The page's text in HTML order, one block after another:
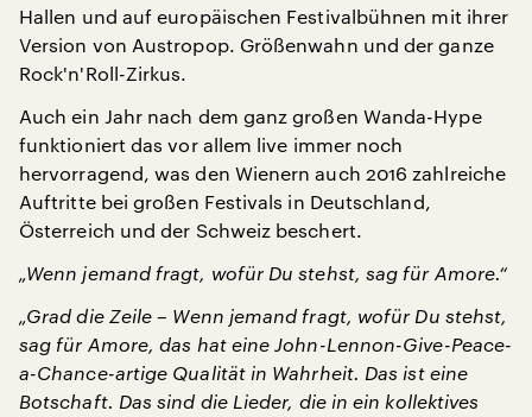
Hallen und auf europäischen Festivalbühnen mit ihrer
Version von Austropop. Größenwahn und der ganze
Rock'n'Roll-Zirkus.
Auch ein Jahr nach dem ganz großen Wanda-Hype
funktioniert das vor allem live immer noch
hervorragend, was den Wienern auch 2016 zahlreiche
Auftritte bei großen Festivals in Deutschland,
Österreich und der Schweiz beschert.
„Wenn jemand fragt, wofür Du stehst, sag für Amore.“
„Grad die Zeile – Wenn jemand fragt, wofür Du stehst,
sag für Amore, das hat eine John-Lennon-Give-Peace-
a-Chance-artige Qualität in Wahrheit. Das ist eine
Botschaft. Das sind die Lieder, die in ein kollektives